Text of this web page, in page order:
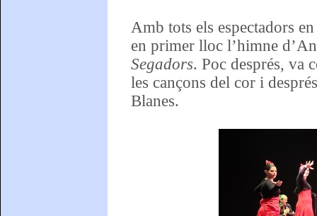
Amb tots els espectadors
en primer lloc l’himne
Segadors. Poc després, va
les cançons del cor i
Blanes.